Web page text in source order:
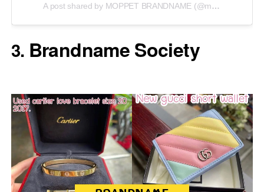
A post shared by MOPPET BRANDNAME (@moppet_brandname.th)
3. Brandname Society